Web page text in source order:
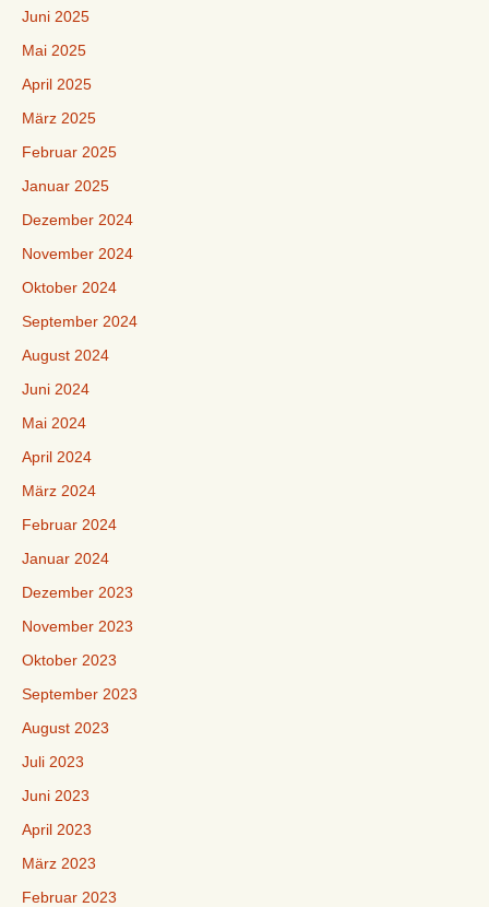
Juni 2025
Mai 2025
April 2025
März 2025
Februar 2025
Januar 2025
Dezember 2024
November 2024
Oktober 2024
September 2024
August 2024
Juni 2024
Mai 2024
April 2024
März 2024
Februar 2024
Januar 2024
Dezember 2023
November 2023
Oktober 2023
September 2023
August 2023
Juli 2023
Juni 2023
April 2023
März 2023
Februar 2023